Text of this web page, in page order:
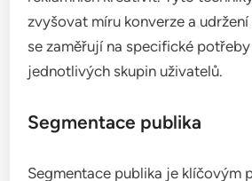
se na personalizaci reklam a
odpovídají předchozímu chování
důležité sledovat a analyzovat
upravit strategie a optimalizovat